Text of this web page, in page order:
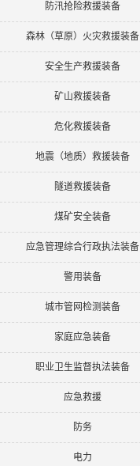
防汛抢险救援装备
森林（草原）火灾救援装备
安全生产救援装备
矿山救援装备
危化救援装备
地震（地质）救援装备
隧道救援装备
煤矿安全装备
应急管理综合行政执法装备
警用装备
城市管网检测装备
家庭应急装备
职业卫生监督执法装备
应急救援
防务
电力